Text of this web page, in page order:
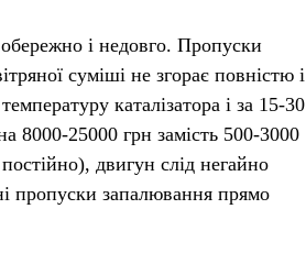
і недовго. Пропуски
суміші не згорає повністю і
каталізатора і за 15-30
8000-25000 грн замість 500-3000
двигун слід негайно
пропуски запалювання прямо